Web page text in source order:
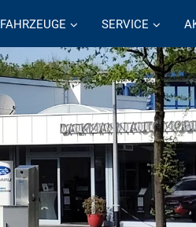
FAHRZEUGE SERVICE